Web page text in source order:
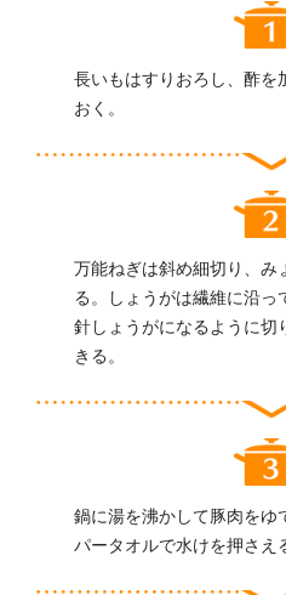
長いもはすりおろし、酢を
おく。
万能ねぎは斜め細切り、み
る。しょうがは繊維に沿
針しょうがになるように切
きる。
鍋に湯を沸かして豚肉をゆ
パータオルで水けを押さえ